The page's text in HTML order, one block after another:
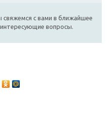
с вами в ближайшее
вопросы.